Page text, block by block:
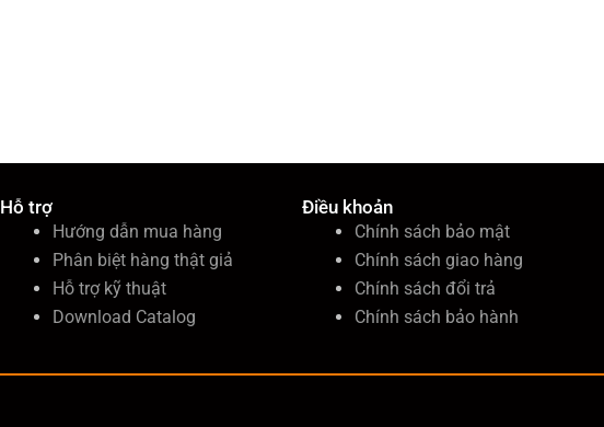
Hỗ trợ
Hướng dẫn mua hàng
Phân biệt hàng thật giả
Hỗ trợ kỹ thuật
Download Catalog
Điều khoản
Chính sách bảo mật
Chính sách giao hàng
Chính sách đổi trả
Chính sách bảo hành